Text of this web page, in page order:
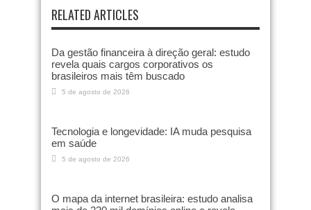
RELATED ARTICLES
Da gestão financeira à direção geral: estudo
revela quais cargos corporativos os
brasileiros mais têm buscado
5 de agosto de 2026
Tecnologia e longevidade: IA muda pesquisa
em saúde
5 de agosto de 2026
O mapa da internet brasileira: estudo analisa